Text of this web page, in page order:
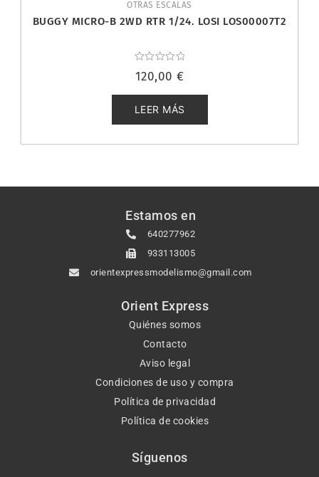
OTRAS ESCALAS
BUGGY MICRO-B 2WD RTR 1/24. LOSI LOS00007T2
con
de
5
120,00 €
LEER MÁS
Estamos en
640277962
933113005
orientexpressmodelismo@gmail.com
Orient Express
Quiénes somos
Contacto
Aviso legal
Condiciones de uso y compra
Política de privacidad
Política de cookies
Síguenos